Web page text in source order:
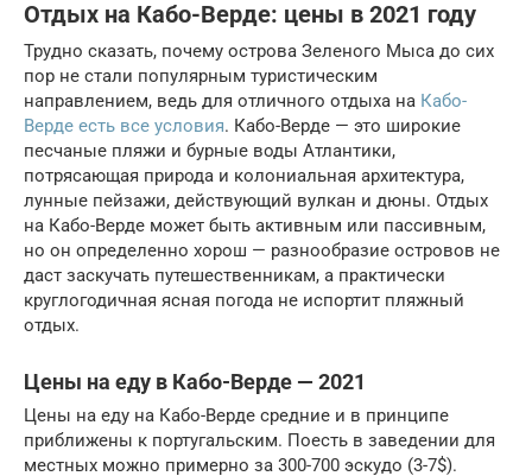
Отдых на Кабо-Верде: цены в 2021 году
Трудно сказать, почему острова Зеленого Мыса до сих
пор не стали популярным туристическим
направлением, ведь для отличного отдыха на Кабо-
Верде есть все условия. Кабо-Верде — это широкие
песчаные пляжи и бурные воды Атлантики,
потрясающая природа и колониальная архитектура,
лунные пейзажи, действующий вулкан и дюны. Отдых
на Кабо-Верде может быть активным или пассивным,
но он определенно хорош — разнообразие островов не
даст заскучать путешественникам, а практически
круглогодичная ясная погода не испортит пляжный
отдых.
Цены на еду в Кабо-Верде — 2021
Цены на еду на Кабо-Верде средние и в принципе
приближены к португальским. Поесть в заведении для
местных можно примерно за 300-700 эскудо (3-7$).